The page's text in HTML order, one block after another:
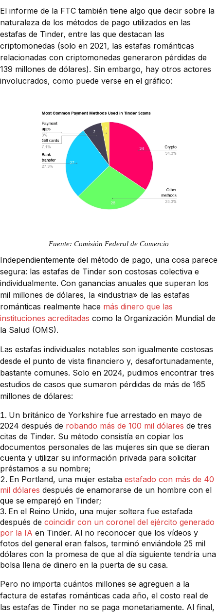
El informe de la FTC también tiene algo que decir sobre la
naturaleza de los métodos de pago utilizados en las
estafas de Tinder, entre las que destacan las
criptomonedas (solo en 2021, las estafas románticas
relacionadas con criptomonedas generaron pérdidas de
139 millones de dólares). Sin embargo, hay otros actores
involucrados, como puede verse en el gráfico:
Fuente: Comisión Federal de Comercio
Independientemente del método de pago, una cosa parece
segura: las estafas de Tinder son costosas colectiva e
individualmente. Con ganancias anuales que superan los
mil millones de dólares, la «industria» de las estafas
románticas realmente hace más dinero que las
instituciones acreditadas como la Organización Mundial de
la Salud (OMS).
Las estafas individuales notables son igualmente costosas
desde el punto de vista financiero y, desafortunadamente,
bastante comunes. Solo en 2024, pudimos encontrar tres
estudios de casos que sumaron pérdidas de más de 165
millones de dólares:
Un británico de Yorkshire fue arrestado en mayo de
2024 después de robando más de 100 mil dólares de tres
citas de Tinder. Su método consistía en copiar los
documentos personales de las mujeres sin que se dieran
cuenta y utilizar su información privada para solicitar
préstamos a su nombre;
En Portland, una mujer estaba estafado con más de 40
mil dólares después de enamorarse de un hombre con el
que se emparejó en Tinder;
En el Reino Unido, una mujer soltera fue estafada
después de coincidir con un coronel del ejército generado
por la IA en Tinder. Al no reconocer que los vídeos y
fotos del general eran falsos, terminó enviándole 25 mil
dólares con la promesa de que al día siguiente tendría una
bolsa llena de dinero en la puerta de su casa.
Pero no importa cuántos millones se agreguen a la
factura de estafas románticas cada año, el costo real de
las estafas de Tinder no se paga monetariamente. Al final,